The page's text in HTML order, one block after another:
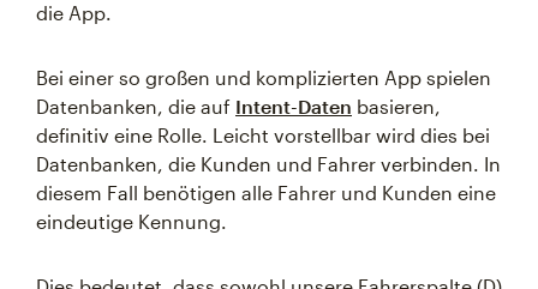
die App.
Bei einer so großen und komplizierten App spielen
Datenbanken, die auf Intent-Daten basieren,
definitiv eine Rolle. Leicht vorstellbar wird dies bei
Datenbanken, die Kunden und Fahrer verbinden. In
diesem Fall benötigen alle Fahrer und Kunden eine
eindeutige Kennung.